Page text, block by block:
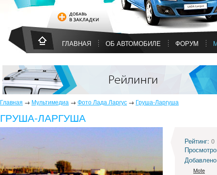
ГЛАВНАЯ ОБ АВТОМОБИЛЕ ФОРУМ
Главная → Мультимедиа → Фото Лада Ларгус → Груша-Ларгуша
ГРУША-ЛАРГУША
Рейтинг: 0
Mote